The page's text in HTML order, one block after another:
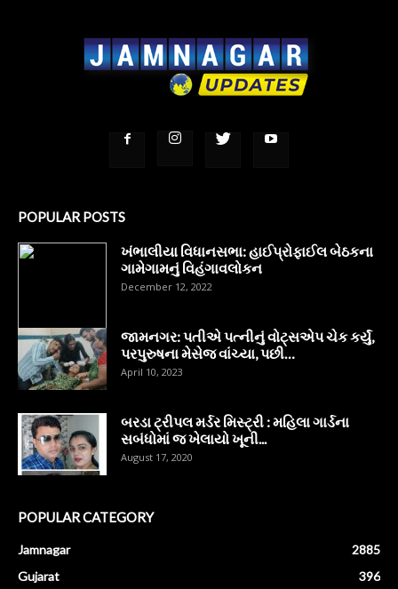
POPULAR POSTS
ખંભાલીયા વિધાનસભા: હાઈપ્રોફાઈલ બેઠકના
ગામેગામનું વિહંગાવલોકન
December 12, 2022
જામનગર: પતીએ પત્નીનું વોટ્સએપ ચેક કર્યું,
પરપુરુષના મેસેજ વાંચ્યા, પછી…
April 10, 2023
બરડા ટ્રીપલ મર્ડર મિસ્ટ્રી : મહિલા ગાર્ડના
સબંધોમાં જ ખેલાયો ખૂની...
August 17, 2020
POPULAR CATEGORY
Jamnagar
2885
Gujarat
396